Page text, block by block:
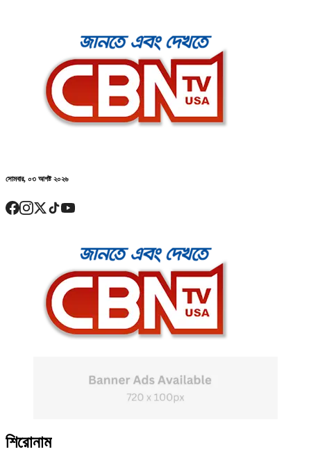
সোমবার, ০৩ আগষ্ট ২০২৬
শিরোনাম